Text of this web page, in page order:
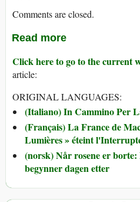
Comments are closed.
Read more
Click here to go to the current
article:
ORIGINAL LANGUAGES:
(Italiano) In Cammino Per
(Français) La France de
Lumières » éteint
(norsk) Når rosene er
begynner dagen etter